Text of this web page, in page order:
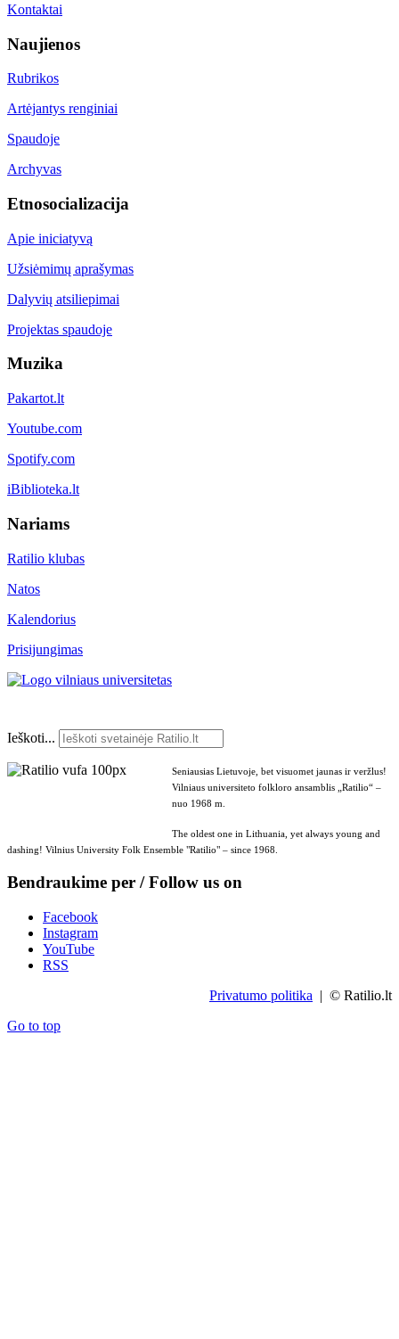
Kontaktai
Naujienos
Rubrikos
Artėjantys renginiai
Spaudoje
Archyvas
Etnosocializacija
Apie iniciatyvą
Užsiėmimų aprašymas
Dalyvių atsiliepimai
Projektas spaudoje
Muzika
Pakartot.lt
Youtube.com
Spotify.com
iBiblioteka.lt
Nariams
Ratilio klubas
Natos
Kalendorius
Prisijungimas
Ieškoti...
Seniausias Lietuvoje, bet visuomet jaunas ir veržlus!
Vilniaus universiteto folkloro ansamblis „Ratilio“ –
nuo 1968 m.
The oldest one in Lithuania, yet always young and
dashing! Vilnius University Folk Ensemble "Ratilio" – since 1968.
Bendraukime per / Follow us on
Facebook
Instagram
YouTube
RSS
Privatumo politika | © Ratilio.lt
Go to top